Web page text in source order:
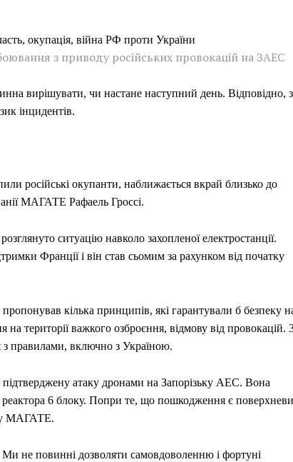
з приводу російських провокацій на ЗАЕС
вирішувати, чи настане наступний день. Відповідно,
інцидентів.
російські окупанти, наближається вкрай близько до
МАГАТЕ Рафаель Гроссі.
ситуацію навколо захопленої електростанції.
Франції і він став сьомим за рахунком від початку
кілька принципів, які гарантували б безпеку
території важкого озброєння, відмову від провокацій.
правилами, включно з Україною.
підтверджену атаку дронами на Запорізьку АЕС. Вона
6 блоку. Попри те, що пошкодження є
у МАГАТЕ.
не повинні дозволяти самовдоволенню і фортуні